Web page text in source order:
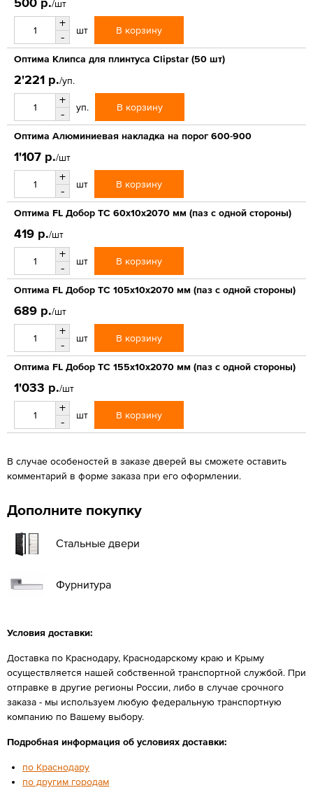
/шт
+
-
шт В корзину
Оптима Клипса для плинтуса Clipstar (50 шт)
2'221 р./уп.
+
-
уп. В корзину
Оптима Алюминиевая накладка на порог 600-900
1'107 р./шт
+
-
шт В корзину
Оптима FL Добор ТС 60х10х2070 мм (паз с одной стороны)
419 р./шт
+
-
шт В корзину
Оптима FL Добор ТС 105х10х2070 мм (паз с одной стороны)
689 р./шт
+
-
шт В корзину
Оптима FL Добор ТС 155х10х2070 мм (паз с одной стороны)
1'033 р./шт
+
-
шт В корзину
В случае особеностей в заказе дверей вы сможете оставить
комментарий в форме заказа при его оформлении.
Дополните покупку
Стальные двери
Фурнитура
Условия доставки:
Доставка по Краснодару, Краснодарскому краю и Крыму
осуществляется нашей собственной транспортной службой. При
отправке в другие регионы России, либо в случае срочного
заказа - мы используем любую федеральную транспортную
компанию по Вашему выбору.
Подробная информация об условиях доставки:
по Краснодару
по другим городам